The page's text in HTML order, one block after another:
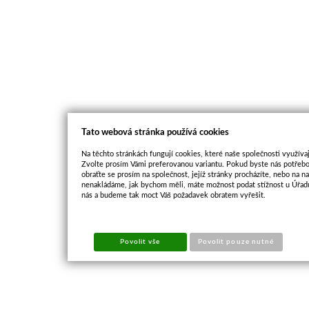
Tato webová stránka používá cookies
Na těchto stránkách fungují cookies, které naše společnosti
Zvolte prosím Vámi preferovanou variantu. Pokud byste nás
obraťte se prosím na společnost, jejíž stránky procházíte, nebo na
nenakládáme, jak bychom měli, máte možnost podat stížnost u
nás a budeme tak moct Váš požadavek obratem vyřešit.
Povolit vše Povolit pouze nutné